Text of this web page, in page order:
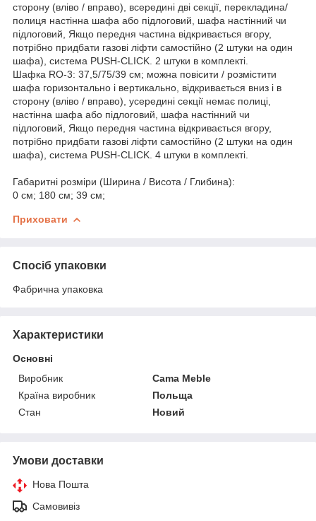
сторону (вліво / вправо), всередині дві секції, перекладина/
полиця настінна шафа або підлоговий, шафа настінний чи
підлоговий, Якщо передня частина відкривається вгору,
потрібно придбати газові ліфти самостійно (2 штуки на один
шафа), система PUSH-CLICK. 2 штуки в комплекті.
Шафка RO-3: 37,5/75/39 см; можна повісити / розмістити
шафа горизонтально і вертикально, відкривається вниз і в
сторону (вліво / вправо), усередині секції немає полиці,
настінна шафа або підлоговий, шафа настінний чи
підлоговий, Якщо передня частина відкривається вгору,
потрібно придбати газові ліфти самостійно (2 штуки на один
шафа), система PUSH-CLICK. 4 штуки в комплекті.
Габаритні розміри (Ширина / Висота / Глибина):
0 см; 180 см; 39 см;
Приховати
Спосіб упаковки
Фабрична упаковка
Характеристики
Основні
Виробник
Cama Meble
Країна виробник
Польща
Стан
Новий
Умови доставки
Нова Пошта
Самовивіз